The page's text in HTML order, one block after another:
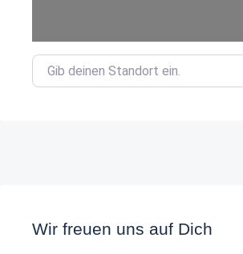
Gib deinen Standort ein.
Wir freuen uns auf Dich